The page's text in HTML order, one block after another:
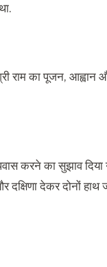
राम का पूजन,
करने का सुझाव दिया
देकर दोनों हाथ